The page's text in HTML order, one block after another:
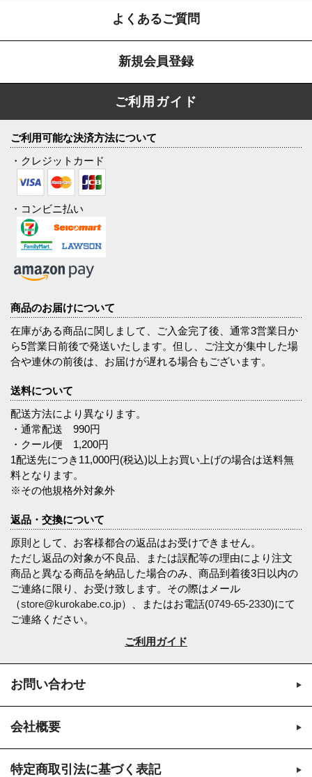
よくあるご質問
新規会員登録
ご利用ガイド
ご利用可能な決済方法について
・クレジットカード
・コンビニ払い
商品のお届けについて
在庫がある商品に関しまして、ご入金完了後、通常3営業日か
ら5営業日前後で発送いたします。但し、ご注文が集中した場
合や連休の前後は、お届けが遅れる場合もございます。
送料について
配送方法により異なります。
・通常配送 990円
・クール便 1,200円
1配送先につき11,000円(税込)以上お買い上げの場合は送料無
料となります。
※その他規格外対象外
返品・交換について
原則として、お客様都合の返品はお受けできません。
ただし返品の対象が不良品、または誤配等の理由により注文
商品と異なる商品を納品した場合のみ、商品到着後3日以内の
ご連絡に限り、お受け致します。その際はメール
（store@kurokabe.co.jp）、またはお電話(0749-65-2330)にて
ご連絡ください。
ご利用ガイド
お問い合わせ
会社概要
特定商取引法に基づく表記